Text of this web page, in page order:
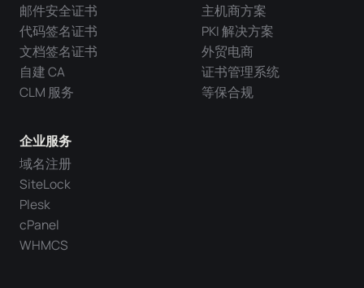
邮件安全证书
代码签名证书
文档签名证书
自建 CA
CLM 服务
企业服务
域名注册
SiteLock
Plesk
cPanel
WHMCS
主机商方案
PKI 解决方案
外贸电商
证书管理系统
等保合规